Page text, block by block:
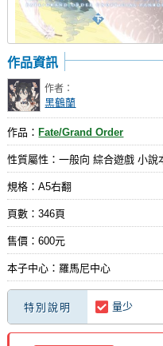
作品資訊
作者：
黑鶴蘭
作品： Fate/Grand Order
性質屬性：一般向 綜合遊戲 小說
規格：A5右翻
頁數：346頁
售價：600元
本子中心：羅馬尼中心
特別說明 量少